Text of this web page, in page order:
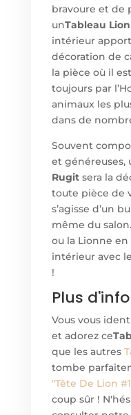
bravoure et de
unTableau
intérieur
décoration de
la pièce où il
toujours par
animaux les
dans de
Souvent
et généreuses,
Rugitsera la
toute pièce de
s’agisse d’un
même du
ou la Lionne
intérieur avec
!
Plus
Vous vous
et adorez ce
que les autres
tombe
"Tête De Lion
coup sûr !